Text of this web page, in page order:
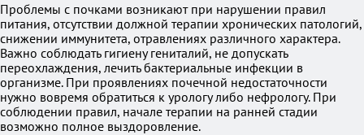
Проблемы с почками возникают при нарушении правил
питания, отсутствии должной терапии хронических патологий,
снижении иммунитета, отравлениях различного характера.
Важно соблюдать гигиену гениталий, не допускать
переохлаждения, лечить бактериальные инфекции в
организме. При проявлениях почечной недостаточности
нужно вовремя обратиться к урологу либо нефрологу. При
соблюдении правил, начале терапии на ранней стадии
возможно полное выздоровление.